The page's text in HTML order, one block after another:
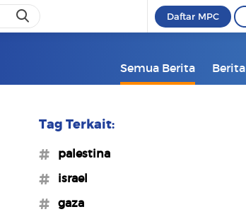
Daftar MPC
Semua Berita Berita
Tag Terkait:
#palestina
#israel
#gaza